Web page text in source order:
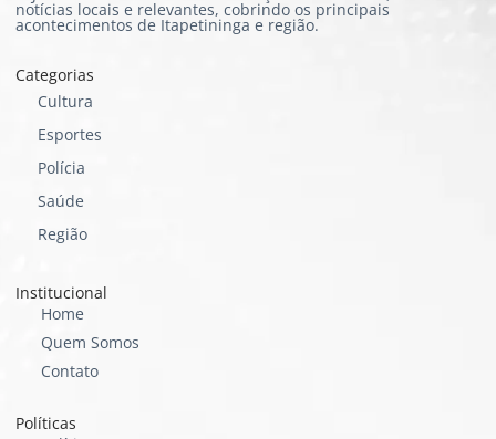
notícias locais e relevantes, cobrindo os principais
acontecimentos de Itapetininga e região.
Categorias
Cultura
Esportes
Polícia
Saúde
Região
Institucional
Home
Quem Somos
Contato
Políticas